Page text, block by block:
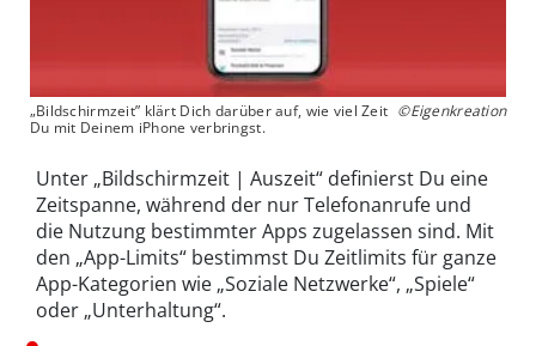
„Bildschirmzeit” klärt Dich darüber auf, wie viel Zeit
Du mit Deinem iPhone verbringst.
©Eigenkreation
Unter „Bildschirmzeit | Auszeit“ definierst Du eine
Zeitspanne, während der nur Telefonanrufe und
die Nutzung bestimmter Apps zugelassen sind. Mit
den „App-Limits“ bestimmst Du Zeitlimits für ganze
App-Kategorien wie „Soziale Netzwerke“, „Spiele“
oder „Unterhaltung“.